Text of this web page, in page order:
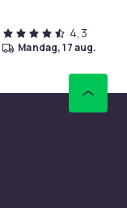
4,3
mandag, 17 aug.